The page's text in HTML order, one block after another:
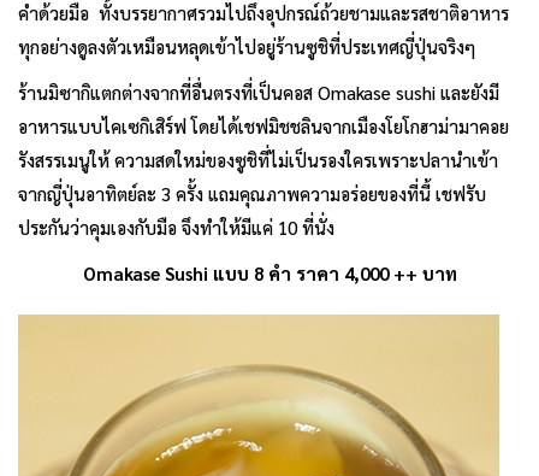
คำด้วยมือ ทั้งบรรยากาศรวมไปถึงอุปกรณ์ถ้วยชามและรสชาติอาหาร
ทุกอย่างดูลงตัวเหมือนหลุดเข้าไปอยู่ร้านซูชิที่ประเทศญี่ปุ่นจริงๆ
ร้านมิซากิแตกต่างจากที่อื่นตรงที่เป็นคอส Omakase sushi และยังมี
อาหารแบบไคเซกิเสิร์ฟ โดยได้เชฟมิชชลินจากเมืองโยโกฮาม่ามาคอย
รังสรรเมนูให้ ความสดใหม่ของซูชิที่ไม่เป็นรองใครเพราะปลานำเข้า
จากญี่ปุ่นอาทิตย์ละ 3 ครั้ง แถมคุณภาพความอร่อยของที่นี้ เชฟรับ
ประกันว่าคุมเองกับมือ จึงทำให้มีแค่ 10 ที่นั่ง
Omakase Sushi แบบ 8 คำ ราคา 4,000 ++ บาท